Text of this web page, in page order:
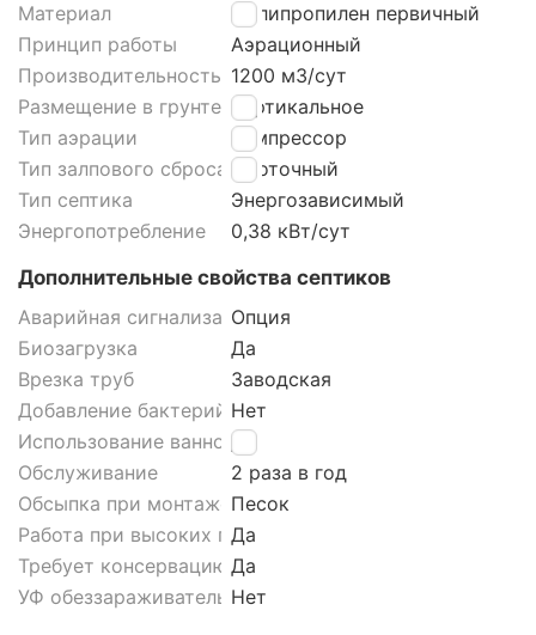
Материал
Полипропилен первичный
Принцип работы
Аэрационный
Производительность 1200 м3/cут
Размещение в грунте септика
Вертикальное
Тип аэрации
Компрессор
Тип залпового сброса септика
Проточный
Тип септика
Энергозависимый
Энергопотребление
0,38 кВт/сут
Дополнительные свойства септиков
Аварийная сигнализация септика
Опция
Биозагрузка
Да
Врезка труб
Заводская
Добавление бактерий Нет
Использование ваннойДа
Обслуживание
2 раза в год
Обсыпка при монтаже септика
Песок
Работа при высоких грунтовых водах септика
Да
Требует консервацию Да
УФ обеззараживатель Нет